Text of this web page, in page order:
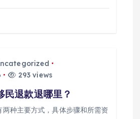
293 views
民退款退哪里？
种主要方式，具体步骤和所需资